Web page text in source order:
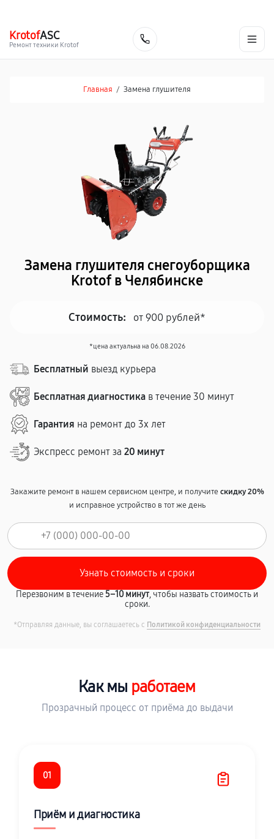
KrotofASC
Ремонт техники Krotof
Главная / Замена глушителя
Замена глушителя снегоуборщика
Krotof в Челябинске
Стоимость: от 900 рублей*
*цена актуальна на 06.08.2026
Бесплатный выезд курьера
Бесплатная диагностика в течение 30 минут
Гарантия на ремонт до 3х лет
Экспресс ремонт за 20 минут
Закажите ремонт в нашем сервисном центре, и получитескидку 20%
и исправное устройство в тот же день
Перезвоним в течение5–10 минут, чтобы назвать стоимость и
сроки.
*Отправляя данные, вы соглашаетесь с Политикой конфиденциальности
Как мы работаем
Прозрачный процесс от приёма до выдачи
01
Приём и диагностика